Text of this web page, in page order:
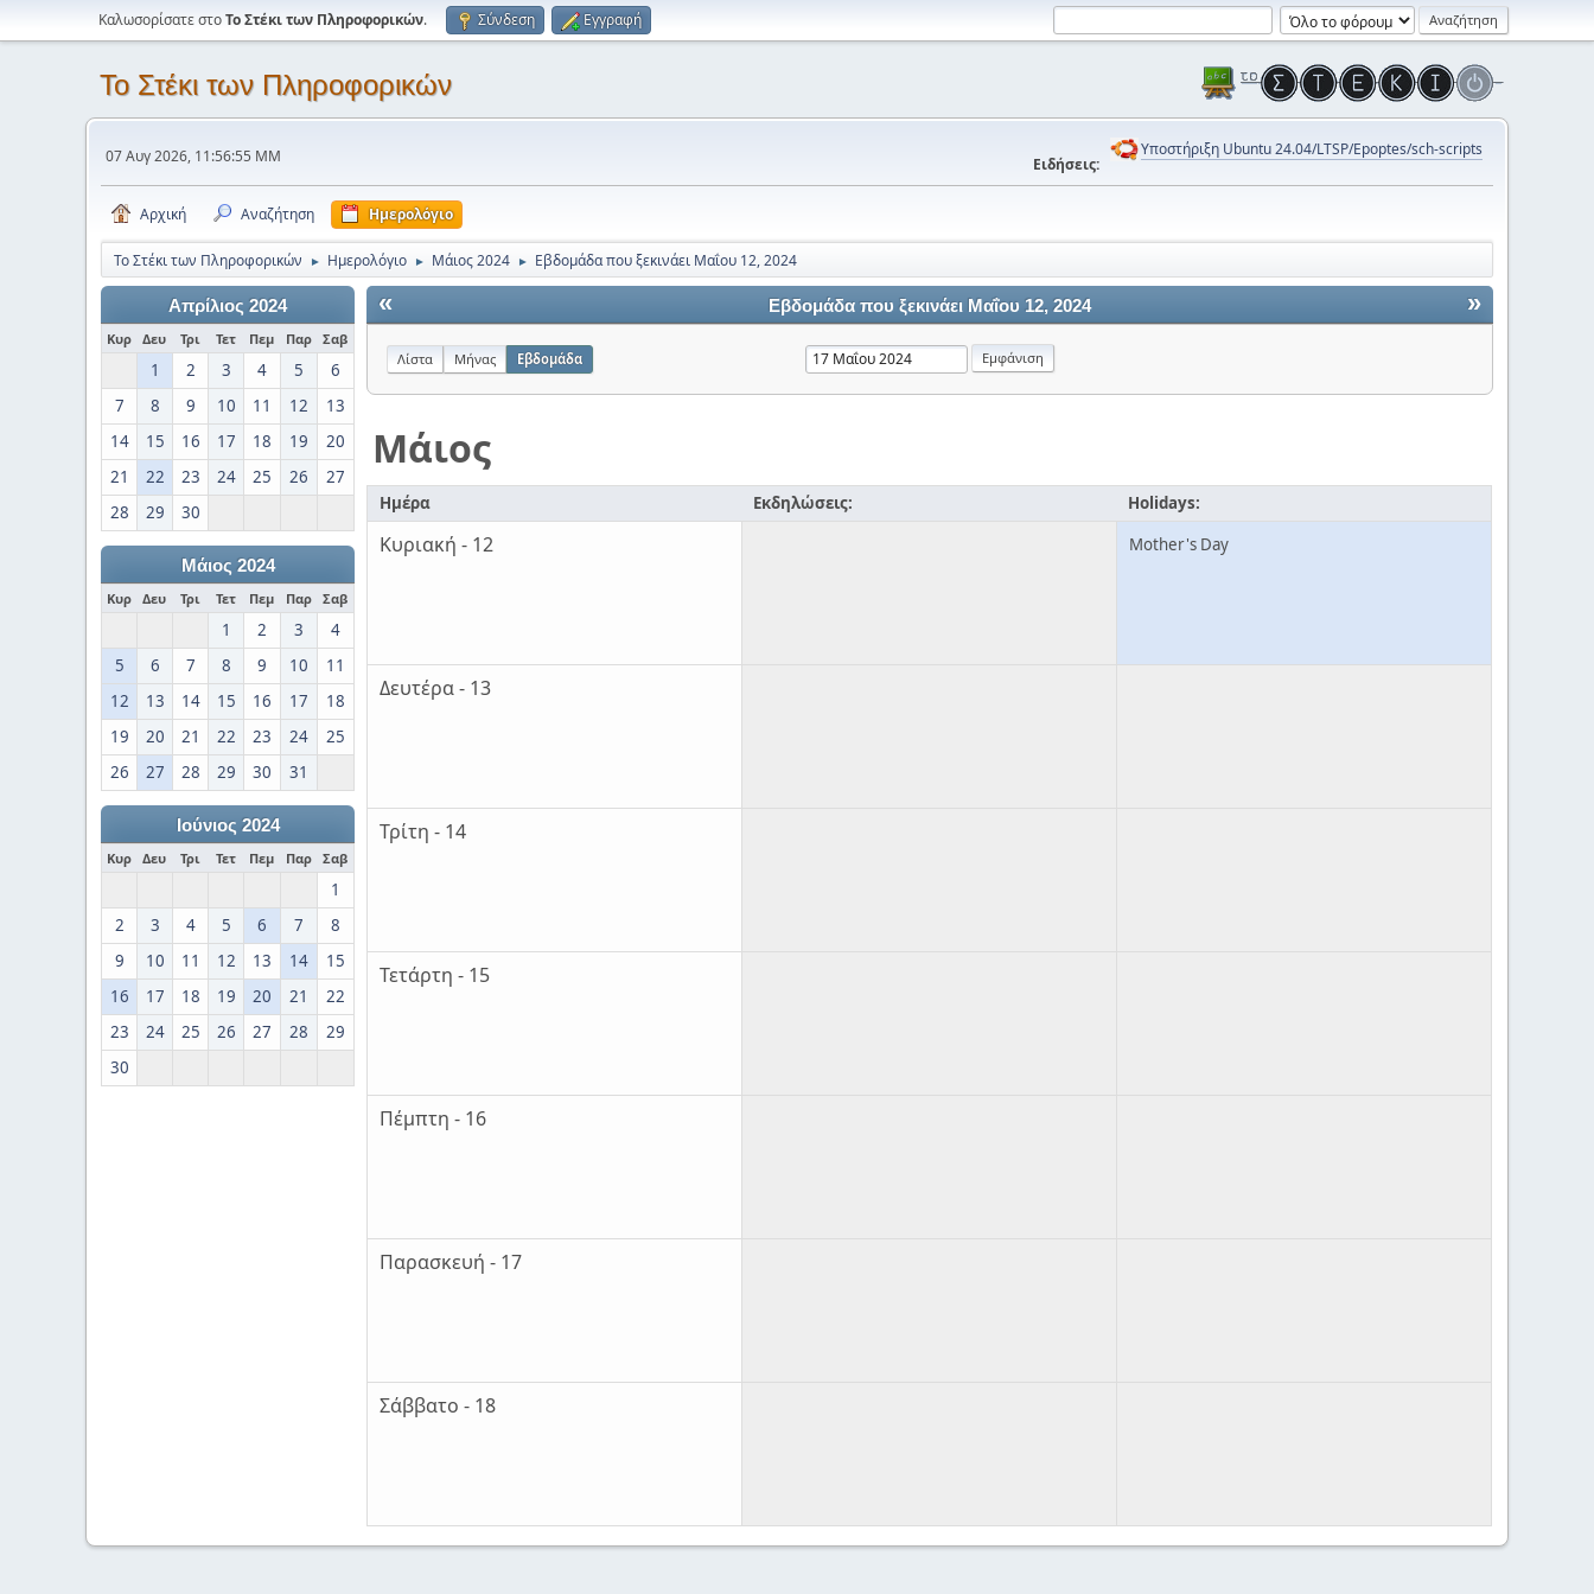
Καλωσορίσατε στοΤο Στέκι των Πληροφορικών. Σύνδεση Εγγραφή
Το Στέκι των Πληροφορικών
07 Αυγ 2026, 11:56:55 ΜΜ Ειδήσεις:
Υποστήριξη Ubuntu 24.04/LTSP/Epoptes/sch-scripts
Αρχική Αναζήτηση Ημερολόγιο
Το Στέκι των Πληροφορικών ► Ημερολόγιο ► Μάιος 2024 ► Εβδομάδα που ξεκινάει Μαΐου 12, 2024
Απρίλιος 2024
Κυρ Δευ Τρι Τετ Πεμ Παρ Σαβ
1 2 3 4 5
6
7
8 9 10 11 12
13
14
15 16 17 18 19
20
21
22 23 24 25 26
27
28
29 30
Μάιος 2024
Κυρ Δευ Τρι Τετ Πεμ Παρ Σαβ
1 2 3
4
5
6 7 8 9 10
11
12
13 14 15 16 17
18
19
20 21 22 23 24
25
26
27 28 29 30 31
Ιούνιος 2024
Κυρ Δευ Τρι Τετ Πεμ Παρ Σαβ
1
2
3 4 5 6 7
8
9
10 11 12 13 14
15
16
17 18 19 20 21
22
23
24 25 26 27 28
29
30
« »
Εβδομάδα που ξεκινάει Μαΐου 12, 2024
Λίστα Μήνας Εβδομάδα
Μάιος
Ημέρα Εκδηλώσεις: Holidays:
Κυριακή - 12 Mother's Day
Δευτέρα - 13
Τρίτη - 14
Τετάρτη - 15
Πέμπτη - 16
Παρασκευή - 17
Σάββατο - 18